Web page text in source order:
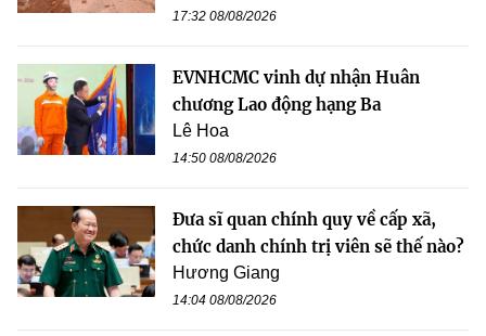
17:32 08/08/2026
EVNHCMC vinh dự nhận Huân
chương Lao động hạng Ba
Lê Hoa
14:50 08/08/2026
Đưa sĩ quan chính quy về cấp xã,
chức danh chính trị viên sẽ thế nào?
Hương Giang
14:04 08/08/2026